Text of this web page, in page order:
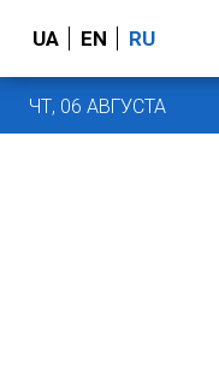
UA EN RU
ЧТ, 06 АВГУСТА